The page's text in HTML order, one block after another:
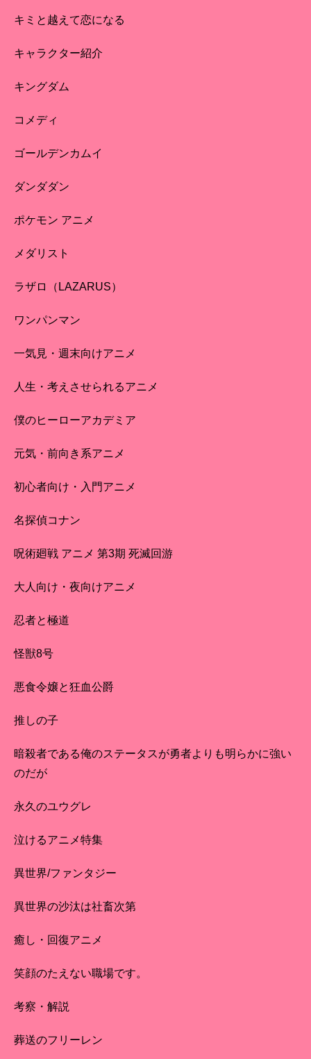
キミと越えて恋になる
キャラクター紹介
キングダム
コメディ
ゴールデンカムイ
ダンダダン
ポケモン アニメ
メダリスト
ラザロ（LAZARUS）
ワンパンマン
一気見・週末向けアニメ
人生・考えさせられるアニメ
僕のヒーローアカデミア
元気・前向き系アニメ
初心者向け・入門アニメ
名探偵コナン
呪術廻戦 アニメ 第3期 死滅回游
大人向け・夜向けアニメ
忍者と極道
怪獣8号
悪食令嬢と狂血公爵
推しの子
暗殺者である俺のステータスが勇者よりも明らかに強い
のだが
永久のユウグレ
泣けるアニメ特集
異世界/ファンタジー
異世界の沙汰は社畜次第
癒し・回復アニメ
笑顔のたえない職場です。
考察・解説
葬送のフリーレン